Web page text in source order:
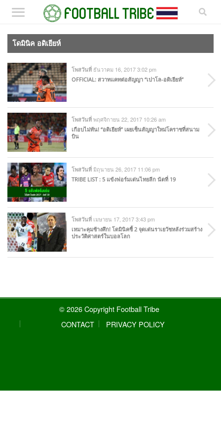
โดมินิค อดิเยียห์
โพสวันที่ ธันวาคม 16, 2017 3:02 pm
OFFICIAL: สวาทแคทต่อสัญญา “เปาโล-อดิเยียห์”
โพสวันที่ พฤศจิกายน 22, 2017 10:26 am
เกือบไม่ทัน! “อดิเยียห์” เผยเซ็นสัญญาใหม่โคราชที่สนาม
บิน
โพสวันที่ มิถุนายน 26, 2017 11:06 pm
TRIBE LIST : 5 แข้งฟอร์มเด่นไทยลีก นัดที่ 19
โพสวันที่ เมษายน 17, 2017 3:43 pm
เหมาะคุมช้างศึก! โดมินิคชี้ 2 จุดเด่นราเยวัชหลังร่วมสร้าง
ประวัติศาสตร์ในบอลโลก
© 2026 Copyright Football Tribe
CONTACT
PRIVACY POLICY